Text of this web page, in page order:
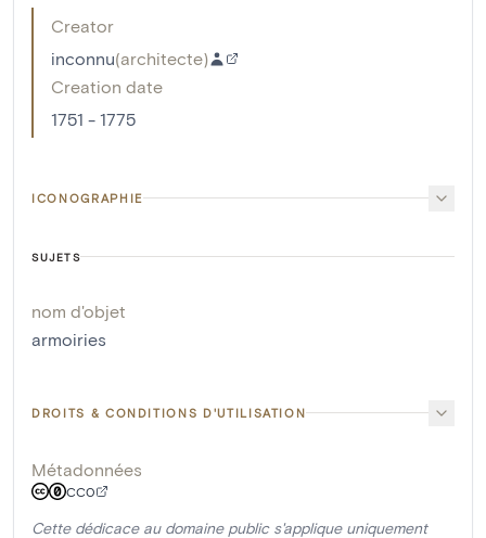
Creator
inconnu(architecte)
Creation date
1751 - 1775
ICONOGRAPHIE
SUJETS
nom d'objet
armoiries
DROITS & CONDITIONS D'UTILISATION
Métadonnées
CC0
Cette dédicace au domaine public s'applique uniquement